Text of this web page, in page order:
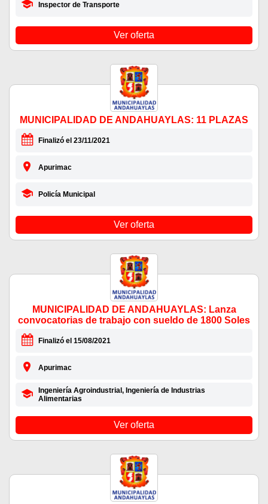
Inspector de Transporte
Ver oferta
MUNICIPALIDAD DE ANDAHUAYLAS: 11 PLAZAS
Finalizó el 23/11/2021
Apurimac
Policía Municipal
Ver oferta
MUNICIPALIDAD DE ANDAHUAYLAS: Lanza
convocatorias de trabajo con sueldo de 1800 Soles
Finalizó el 15/08/2021
Apurimac
Ingeniería Agroindustrial, Ingeniería de Industrias
Alimentarias
Ver oferta